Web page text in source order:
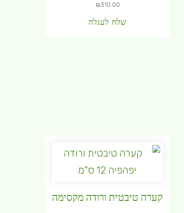
₪310.00
שלח לעגלה
קערה טיבטית ורודה מקסימה